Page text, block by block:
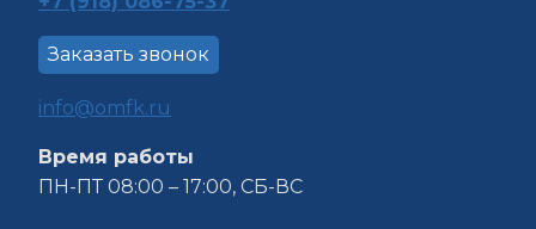
Заказать звонок
info@omfk.ru
Время работы
ПН-ПТ 08:00 – 17:00, СБ-ВС